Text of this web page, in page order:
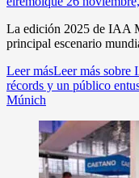
La edición 2025 de IAA
principal escenario
Leer másLeer más
récords y un público
Múnich